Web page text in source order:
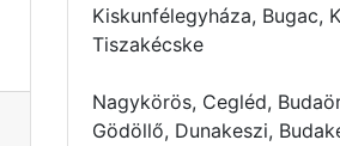
Kiskunfélegyháza, Bugac,
Tiszakécske
Nagykörös, Cegléd,
Gödöllő, Dunakeszi,